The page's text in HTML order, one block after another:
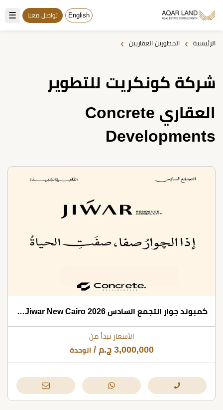
☰ English تواصل معنا
الرئيسية › المطورين العقاريين ›
شركة كونكريت للتطوير
العقاري Concrete
Developments
كمبوند جوار التجمع السادس 2026 Compound Jiwar New Cairo
الأسعار تبدأ من
3,000,000 ج.م / الوحدة